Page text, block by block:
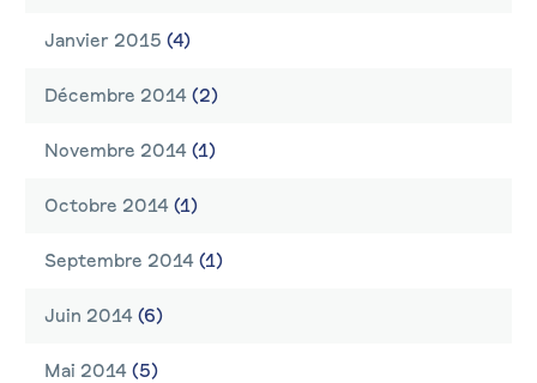
Janvier 2015 (4)
Décembre 2014 (2)
Novembre 2014 (1)
Octobre 2014 (1)
Septembre 2014 (1)
Juin 2014 (6)
Mai 2014 (5)